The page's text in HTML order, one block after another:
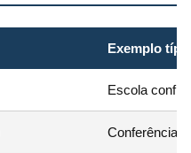
Exemplo
Escola
Conferência